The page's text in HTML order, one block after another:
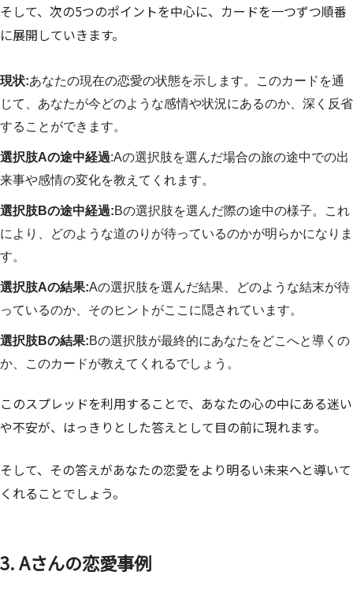
そして、次の5つのポイントを中心に、カードを一つずつ順番
に展開していきます。
現状:あなたの現在の恋愛の状態を示します。このカードを通
じて、あなたが今どのような感情や状況にあるのか、深く反省
することができます。
選択肢Aの途中経過:Aの選択肢を選んだ場合の旅の途中での出
来事や感情の変化を教えてくれます。
選択肢Bの途中経過:Bの選択肢を選んだ際の途中の様子。これ
により、どのような道のりが待っているのかが明らかになりま
す。
選択肢Aの結果:Aの選択肢を選んだ結果、どのような結末が待
っているのか、そのヒントがここに隠されています。
選択肢Bの結果:Bの選択肢が最終的にあなたをどこへと導くの
か、このカードが教えてくれるでしょう。
このスプレッドを利用することで、あなたの心の中にある迷い
や不安が、はっきりとした答えとして目の前に現れます。
そして、その答えがあなたの恋愛をより明るい未来へと導いて
くれることでしょう。
3. Aさんの恋愛事例